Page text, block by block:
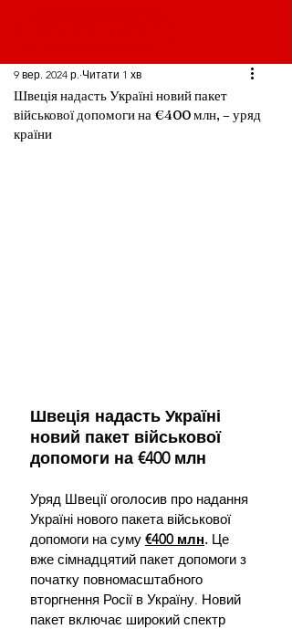
Швеція надасть Україні новий пакет
військової допомоги на €400 млн, – уряд
країни
9 вер. 2024 р. Читати 1 хв
Швеція надасть Україні
новий пакет військової
допомоги на €400 млн
Уряд Швеції оголосив про надання
Україні нового пакета військової
допомоги на суму €400 млн. Це
вже сімнадцятий пакет допомоги з
початку повномасштабного
вторгнення Росії в Україну. Новий
пакет включає широкий спектр